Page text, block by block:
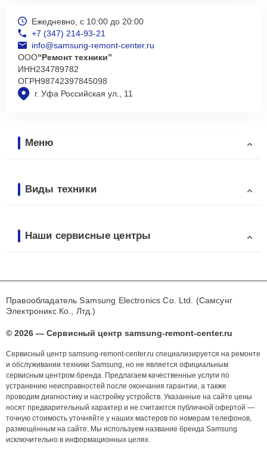
г. Уфа Российская ул., 11
Ежедневно, с 10:00 до 20:00
+7 (347) 214-93-21
info@samsung-remont-center.ru
ООО“Ремонт техники”
ИНН234789782
ОГРН98742397845098
Меню
Виды техники
Наши сервисные центры
Правообладатель Samsung Electronics Co. Ltd. (Самсунг
Электроникс Ко., Лтд.)
© 2026 — Сервисный центр samsung-remont-center.ru
Сервисный центр samsung-remont-center.ru специализируется на ремонте
и обслуживании техники Samsung, но не является официальным
сервисным центром бренда. Предлагаем качественные услуги по
устранению неисправностей после окончания гарантии, а также
проводим диагностику и настройку устройств. Указанные на сайте цены
носят предварительный характер и не считаются публичной офертой —
точную стоимость уточняйте у наших мастеров по номерам телефонов,
размещённым на сайте. Мы используем название бренда Samsung
исключительно в информационных целях.